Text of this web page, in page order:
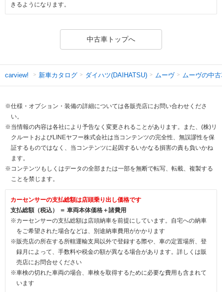
きるようになります。
中古車トップへ
carview! 新車カタログ ダイハツ(DAIHATSU) ムーヴ ムーヴの中
※仕様・オプション・装備の詳細については各販売店にお問い合わせくださ
い。
※当情報の内容は各社により予告なく変更されることがあります。また、(株)リ
クルートおよびLINEヤフー株式会社は当コンテンツの完全性、無誤謬性を保
証するものではなく、当コンテンツに起因するいかなる損害の責も負いかね
ます。
※コンテンツもしくはデータの全部または一部を無断で転写、転載、複製する
ことを禁じます。
カーセンサーの支払総額は店頭乗り出し価格です
支払総額（税込） ＝ 車両本体価格＋諸費用
※カーセンサーの支払総額は店頭納車を前提にしています。自宅への納車
をご希望された場合などは、別途納車費用がかかります
※販売店の所在する所轄運輸支局以外で登録する際や、車の定置場所、登
録月によって、手数料や税金の額が異なる場合があります。詳しくは販
売店にお問合せください
※車検の切れた車両の場合、車検を取得するために必要な費用も含まれて
います